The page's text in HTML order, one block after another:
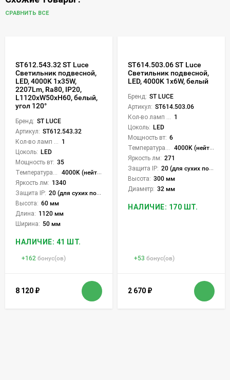
СРАВНИТЬ ВСЕ
ST612.543.32 ST Luce
Светильник подвесной,
LED, 4000K 1х35W,
2207Lm, Ra80, IP20,
L1120xW50xH60, белый,
угол 120°
Бренд: ST LUCE
Артикул: ST612.543.32
1
Цоколь: LED
Мощность вт: 35
4000K (нейтральный)
Яркость лм: 1340
Защита IP: 20 (для сухих пом.)
Высота: 60 мм
Длина: 1120 мм
Ширина: 50 мм
НАЛИЧИЕ: 41 ШТ.
+162 бонус(ов)
8 120 ₽
ST614.503.06 ST Luce
Светильник подвесной,
LED, 4000K 1х6W, белый
Бренд: ST LUCE
Артикул: ST614.503.06
1
Цоколь: LED
Мощность вт: 6
4000K (нейтральный)
Яркость лм: 271
Защита IP: 20 (для сухих пом.)
Высота: 300 мм
Диаметр: 32 мм
НАЛИЧИЕ: 170 ШТ.
+53 бонус(ов)
2 670 ₽